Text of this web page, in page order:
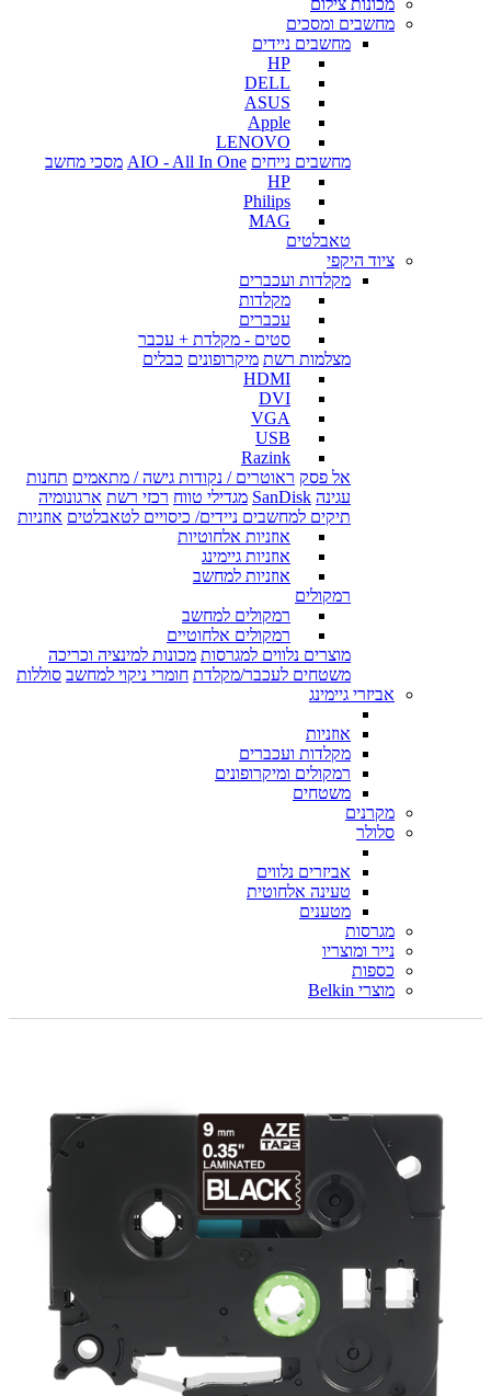
מחשבים ומסכים
מחשבים ניידים
HP
DELL
ASUS
Apple
LENOVO
מחשבים נייחים AIO - All In One מסכי מחשב
HP
Philips
MAG
טאבלטים
ציוד היקפי
מקלדות ועכברים
מקלדות
עכברים
סטים - מקלדת + עכבר
מצלמות רשת מיקרופונים כבלים
HDMI
DVI
VGA
USB
Razink
אל פסק ראוטרים / נקודות גישה / מתאמים תחנות
עגינה SanDisk מגדילי טווח רכזי רשת ארגונומיה
תיקים למחשבים ניידים/ כיסויים לטאבלטים אוזניות
אוזניות אלחוטיות
אוזניות גיימינג
אוזניות למחשב
רמקולים
רמקולים למחשב
רמקולים אלחוטיים
מוצרים נלווים למגרסות מכונות למינציה וכריכה
משטחים לעכבר/מקלדת חומרי ניקוי למחשב סוללות
אביזרי גיימינג
אוזניות
מקלדות ועכברים
רמקולים ומיקרופונים
משטחים
מקרנים
סלולר
אביזרים נלווים
טעינה אלחוטית
מטענים
מגרסות
נייר ומוצריו
כספות
מוצרי Belkin